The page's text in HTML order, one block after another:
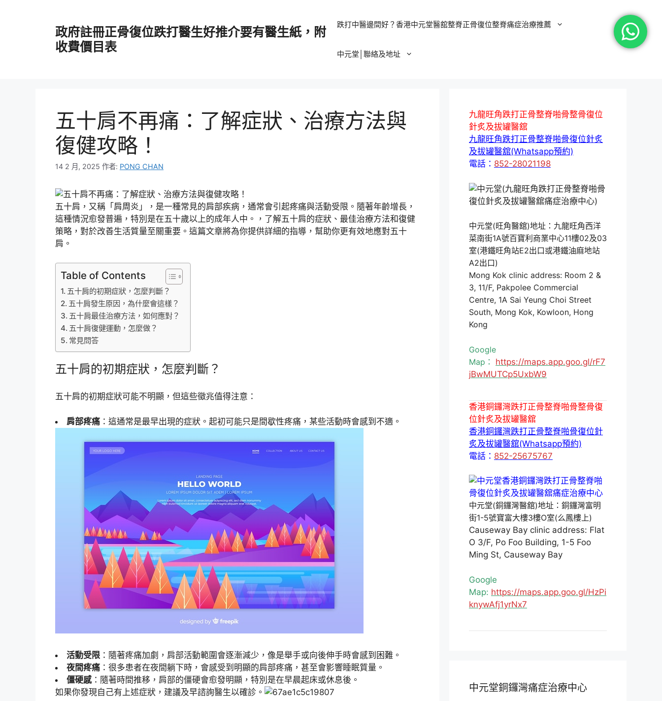
政府註冊正骨復位跌打醫生好推介要有醫生紙，附
收費價目表
跌打中醫邊間好？香港中元堂醫舘整脊正骨復位整脊痛症治療推薦
中元堂│聯絡及地址
五十肩不再痛：了解症狀、治療方法與
復健攻略！
14 2 月, 2025 作者: PONG CHAN
五十肩，又稱「肩周炎」，是一種常見的肩部疾病，通常會引起疼痛與活動受限。隨著年齡增長，
這種情況愈發普遍，特別是在五十歲以上的成年人中。，了解五十肩的症狀、最佳治療方法和復健
策略，對於改善生活質量至關重要。這篇文章將為你提供詳細的指導，幫助你更有效地應對五十
肩。
Table of Contents
五十肩的初期症狀，怎麼判斷？
五十肩發生原因，為什麼會這樣？
五十肩最佳治療方法，如何應對？
五十肩復健運動，怎麼做？
常見問答
五十肩的初期症狀，怎麼判斷？
五十肩的初期症狀可能不明顯，但這些徵兆值得注意：
肩部疼痛 ：這通常是最早出現的症狀。起初可能只是間歇性疼痛，某些活動時會感到不適。
活動受限 ：隨著疼痛加劇，肩部活動範圍會逐漸減少，像是舉手或向後伸手時會感到困難。
夜間疼痛 ：很多患者在夜間躺下時，會感受到明顯的肩部疼痛，甚至會影響睡眠質量。
僵硬感：隨著時間推移，肩部的僵硬會愈發明顯，特別是在早晨起床或休息後。
如果你發現自己有上述症狀，建議及早諮詢醫生以確診。
九龍旺角跌打正骨整脊啪骨整骨復位
針炙及拔罐醫舘
九龍旺角跌打正骨整脊啪骨復位針炙
及拔罐醫舘(Whatsapp預約)
電話： 852-28021198
中元堂(旺角醫舘)地址：九龍旺角西洋
菜南街1A號百寶利商業中心11樓02及03
室(港鐵旺角站E2出口或港鐵油麻地站
A2出口)
Mong Kok clinic address: Room 2 &
3, 11/F, Pakpolee Commercial
Centre, 1A Sai Yeung Choi Street
South, Mong Kok, Kowloon, Hong
Kong
Google
Map： https://maps.app.goo.gl/rF7
jBwMUTCp5UxbW9
香港銅鑼灣跌打正骨整脊啪骨整骨復
位針炙及拔罐醫舘
香港銅鑼灣跌打正骨整脊啪骨復位針
炙及拔罐醫舘(Whatsapp預約)
電話： 852-25675767
中元堂(銅鑼灣醫舘)地址：銅鑼灣富明
街1-5號寶富大樓3樓O室(么鳳樓上)
Causeway Bay clinic address: Flat
O 3/F, Po Foo Building, 1-5 Foo
Ming St, Causeway Bay
Google
Map: https://maps.app.goo.gl/HzPi
knywAfj1yrNx7
中元堂銅鑼灣痛症治療中心